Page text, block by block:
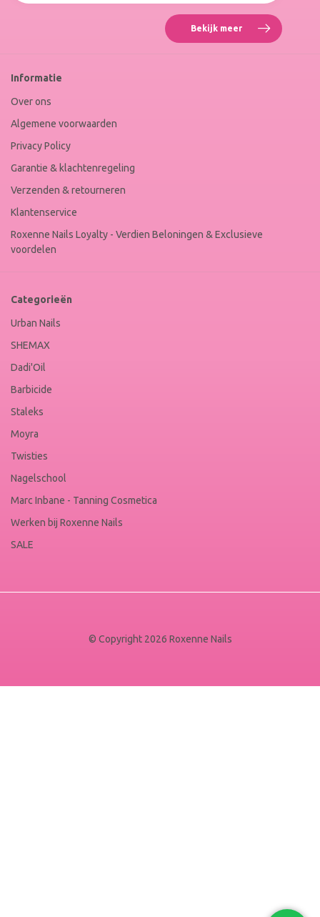
Bekijk meer Reviews
Roxenne
Informatie
Over ons
Algemene voorwaarden
Privacy Policy
Garantie & klachtenregeling
Verzenden & retourneren
Klantenservice
Roxenne Nails Loyalty - Verdien Beloningen & Exclusieve
voordelen
Categorieën
Urban Nails
SHEMAX
Dadi'Oil
Barbicide
Staleks
Moyra
Twisties
Nagelschool
Marc Inbane - Tanning Cosmetica
Werken bij Roxenne Nails
SALE
© Copyright 2026 Roxenne Nails